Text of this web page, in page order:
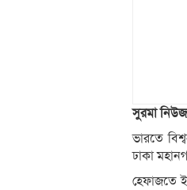
সুরমা নিউজ
ভারতে
ঢাকা
হেফাজতে